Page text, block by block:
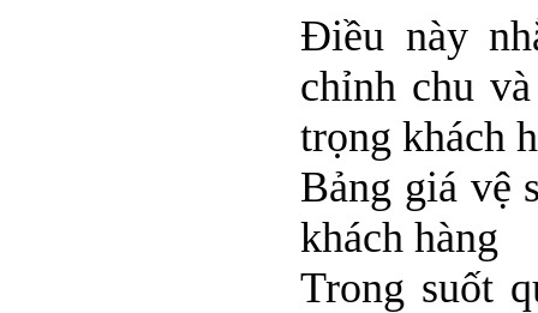
Điều này
chỉnh chu
trọng khách
Bảng giá vệ
khách hàng
Trong suốt